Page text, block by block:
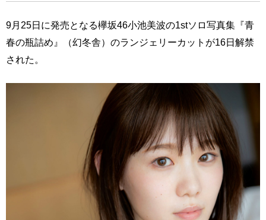
9月25日に発売となる欅坂46小池美波の1stソロ写真集『青
春の瓶詰め』（幻冬舎）のランジェリーカットが16日解禁
された。